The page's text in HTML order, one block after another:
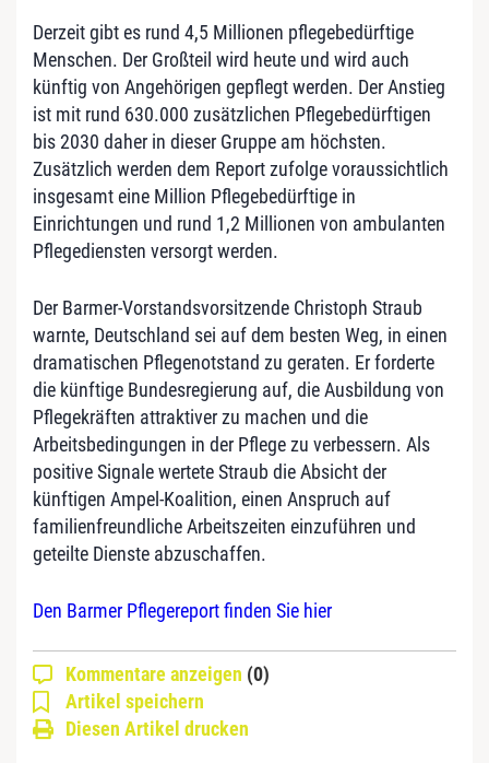
Derzeit gibt es rund 4,5 Millionen pflegebedürftige
Menschen. Der Großteil wird heute und wird auch
künftig von Angehörigen gepflegt werden. Der Anstieg
ist mit rund 630.000 zusätzlichen Pflegebedürftigen
bis 2030 daher in dieser Gruppe am höchsten.
Zusätzlich werden dem Report zufolge voraussichtlich
insgesamt eine Million Pflegebedürftige in
Einrichtungen und rund 1,2 Millionen von ambulanten
Pflegediensten versorgt werden.
Der Barmer-Vorstandsvorsitzende Christoph Straub
warnte, Deutschland sei auf dem besten Weg, in einen
dramatischen Pflegenotstand zu geraten. Er forderte
die künftige Bundesregierung auf, die Ausbildung von
Pflegekräften attraktiver zu machen und die
Arbeitsbedingungen in der Pflege zu verbessern. Als
positive Signale wertete Straub die Absicht der
künftigen Ampel-Koalition, einen Anspruch auf
familienfreundliche Arbeitszeiten einzuführen und
geteilte Dienste abzuschaffen.
Den Barmer Pflegereport finden Sie hier
Kommentare anzeigen (0)
Artikel speichern
Diesen Artikel drucken